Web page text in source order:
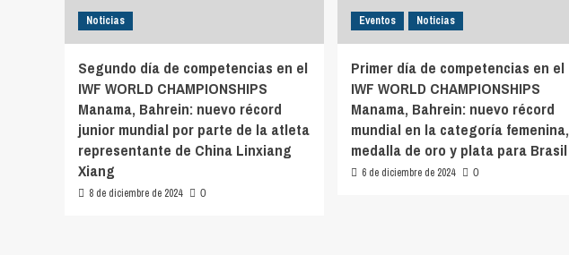
Noticias
Segundo día de competencias en el
IWF WORLD CHAMPIONSHIPS
Manama, Bahrein: nuevo récord
junior mundial por parte de la atleta
representante de China Linxiang
Xiang
8 de diciembre de 2024 0
Eventos Noticias
Primer día de competencias en el
IWF WORLD CHAMPIONSHIPS
Manama, Bahrein: nuevo récord
mundial en la categoría femenina,
medalla de oro y plata para Brasil
6 de diciembre de 2024 0